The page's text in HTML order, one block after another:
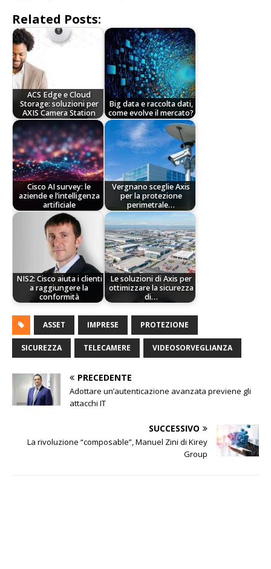
Related Posts:
ACS Edge e Cloud
Storage: soluzioni per
AXIS Camera Station
Big data e raccolta dati,
come evolve il mercato?
Cisco AI survey: le
aziende e l’intelligenza
artificiale
Vergnano sceglie Axis
per la protezione
perimetrale…
NIS2: Cisco aiuta i clienti
a raggiungere la
conformità
Le soluzioni di Axis per
ottimizzare la sicurezza
di…
ASSET IMPRESE PROTEZIONE
SICUREZZA TELECAMERE VIDEOSORVEGLIANZA
PRECEDENTE
Adottare un’autenticazione avanzata previene gli
attacchi IT
SUCCESSIVO
La rivoluzione “composable”, Manuel Zini di Kirey
Group